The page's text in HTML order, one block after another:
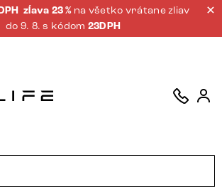
zĺava 23 % na všetko vrátane zliav
do 9. 8. s kódom 23DPH